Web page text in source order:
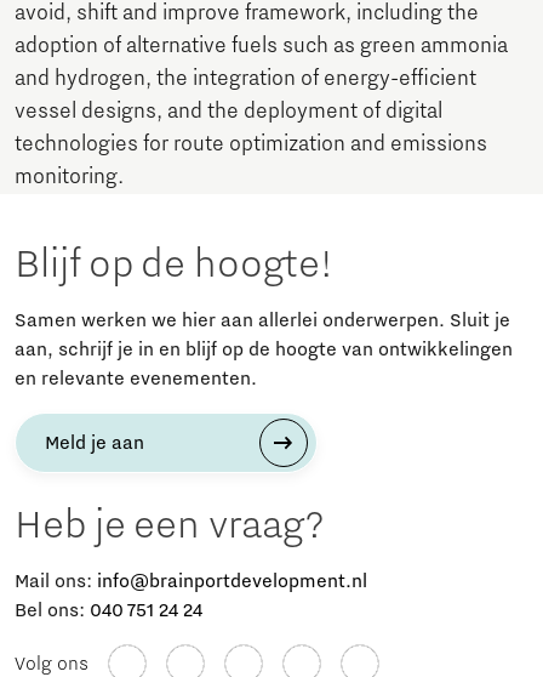
avoid, shift and improve framework, including the
adoption of alternative fuels such as green ammonia
and hydrogen, the integration of energy-efficient
vessel designs, and the deployment of digital
technologies for route optimization and emissions
monitoring.
Blijf op de hoogte!
Samen werken we hier aan allerlei onderwerpen. Sluit je
aan, schrijf je in en blijf op de hoogte van ontwikkelingen
en relevante evenementen.
Meld je aan
Heb je een vraag?
Mail ons: info@brainportdevelopment.nl
Bel ons: 040 751 24 24
Volg ons